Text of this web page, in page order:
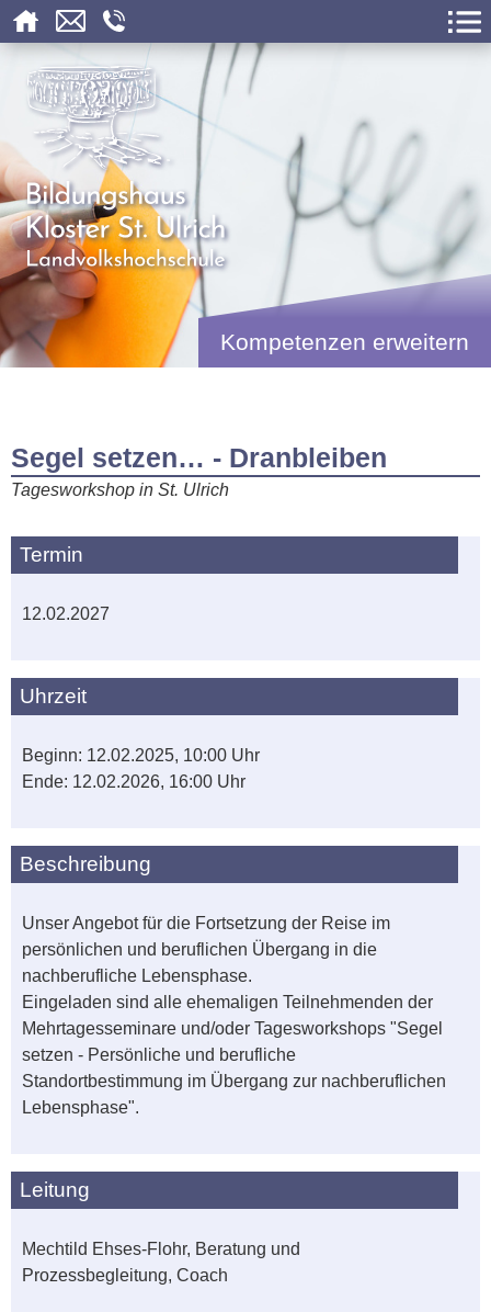
Kompetenzen erweitern
Segel setzen… - Dranbleiben
Tagesworkshop in St. Ulrich
Termin
12.02.2027
Uhrzeit
Beginn: 12.02.2025, 10:00 Uhr
Ende: 12.02.2026, 16:00 Uhr
Beschreibung
Unser Angebot für die Fortsetzung der Reise im
persönlichen und beruflichen Übergang in die
nachberufliche Lebensphase.
Eingeladen sind alle ehemaligen Teilnehmenden der
Mehrtagesseminare und/oder Tagesworkshops "Segel
setzen - Persönliche und berufliche
Standortbestimmung im Übergang zur nachberuflichen
Lebensphase".
Leitung
Mechtild Ehses-Flohr, Beratung und
Prozessbegleitung, Coach